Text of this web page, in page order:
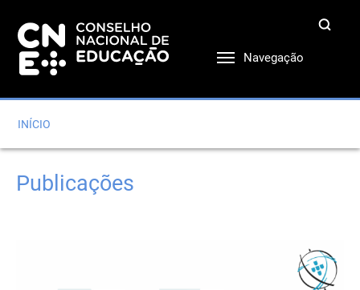
Navegação
INÍCIO
Publicações